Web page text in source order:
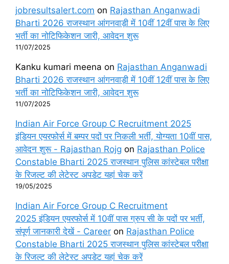
jobresultsalert.com on Rajasthan Anganwadi
Bharti 2026 राजस्थान आंगनवाड़ी में 10वीं 12वीं पास के लिए
भर्ती का नोटिफिकेशन जारी, आवेदन शुरू
11/07/2025
Kanku kumari meena on Rajasthan Anganwadi
Bharti 2026 राजस्थान आंगनवाड़ी में 10वीं 12वीं पास के लिए
भर्ती का नोटिफिकेशन जारी, आवेदन शुरू
11/07/2025
Indian Air Force Group C Recruitment 2025
इंडियन एयरफोर्स में बम्पर पदों पर निकली भर्ती, योग्यता 10वीं पास,
आवेदन शुरू - Rajasthan Rojg on Rajasthan Police
Constable Bharti 2025 राजस्थान पुलिस कांस्टेबल परीक्षा
के रिजल्ट की लेटेस्ट अपडेट यहां चेक करें
19/05/2025
Indian Air Force Group C Recruitment
2025 इंडियन एयरफोर्स में 10वीं पास ग्रुप सी के पदों पर भर्ती,
संपूर्ण जानकारी देखें - Career on Rajasthan Police
Constable Bharti 2025 राजस्थान पुलिस कांस्टेबल परीक्षा
के रिजल्ट की लेटेस्ट अपडेट यहां चेक करें